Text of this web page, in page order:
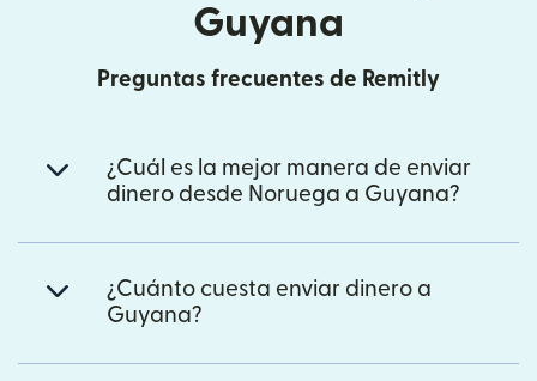
Guyana
Preguntas frecuentes de Remitly
¿Cuál es la mejor manera de enviar
dinero desde Noruega a Guyana?
¿Cuánto cuesta enviar dinero a
Guyana?